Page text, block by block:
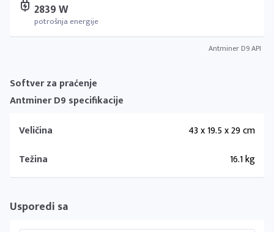
2839 W
potrošnja energije
Antminer D9 API
Softver za praćenje
Antminer D9 specifikacije
Veličina
43 x 19.5 x 29 cm
Težina
16.1 kg
Usporedi sa